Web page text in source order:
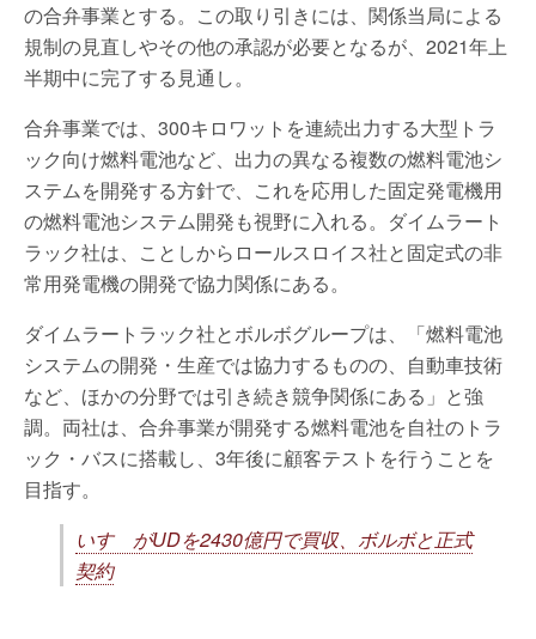
の合弁事業とする。この取り引きには、関係当局による
規制の見直しやその他の承認が必要となるが、2021年上
半期中に完了する見通し。
合弁事業では、300キロワットを連続出力する大型トラ
ック向け燃料電池など、出力の異なる複数の燃料電池シ
ステムを開発する方針で、これを応用した固定発電機用
の燃料電池システム開発も視野に入れる。ダイムラート
ラック社は、ことしからロールスロイス社と固定式の非
常用発電機の開発で協力関係にある。
ダイムラートラック社とボルボグループは、「燃料電池
システムの開発・生産では協力するものの、自動車技術
など、ほかの分野では引き続き競争関係にある」と強
調。両社は、合弁事業が開発する燃料電池を自社のトラ
ック・バスに搭載し、3年後に顧客テストを行うことを
目指す。
いすゞがUDを2430億円で買収、ボルボと正式
契約